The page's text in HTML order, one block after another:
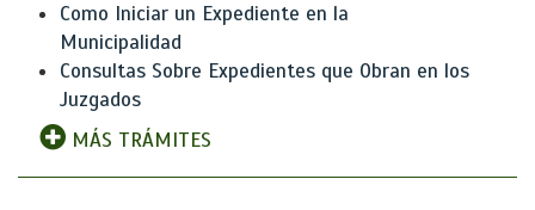
Como Iniciar un Expediente en la
Municipalidad
Consultas Sobre Expedientes que Obran en los
Juzgados
MÁS TRÁMITES